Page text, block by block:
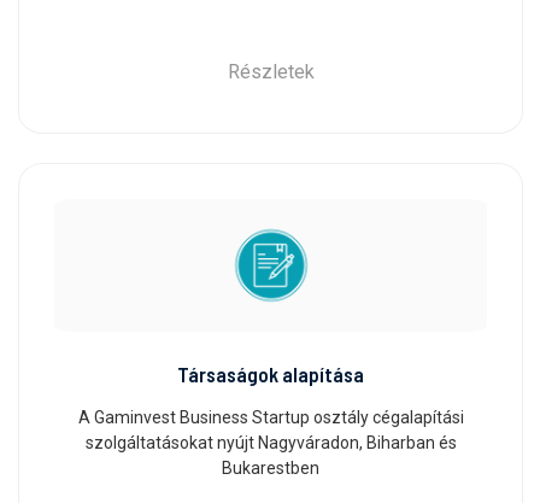
Részletek
Társaságok alapítása
A Gaminvest Business Startup osztály cégalapítási
szolgáltatásokat nyújt Nagyváradon, Biharban és
Bukarestben